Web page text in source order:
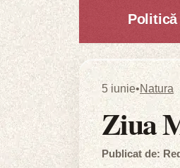
Politică
5 iunie•Natura
Ziua
Publicat de: